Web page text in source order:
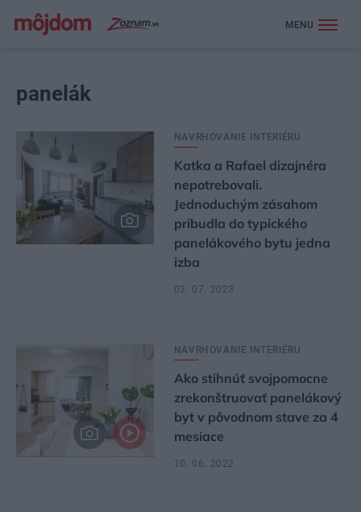
MENU
panelák
NAVRHOVANIE INTERIÉRU
Katka a Rafael dizajnéra
nepotrebovali.
Jednoduchým zásahom
pribudla do typického
panelákového bytu jedna
izba
03. 07. 2023
NAVRHOVANIE INTERIÉRU
Ako stihnúť svojpomocne
zrekonštruovať panelákový
byt v pôvodnom stave za 4
mesiace
10. 06. 2022